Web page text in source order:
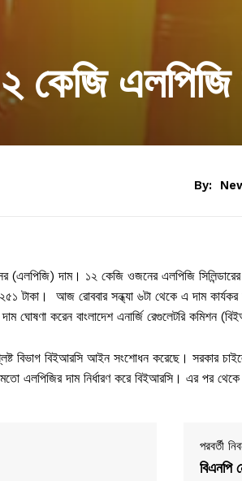
কেজি এলপিজি
By:
(এলপিজি) দাম। ১২ কেজি ওজনের এলপিজি
২৫১ টাকা। আজ রোববার সন্ধ্যা ৬টা থেকে এ দাম
ঘোষণা করেন বাংলাদেশ এনার্জি রেগুলেটরি কমিশন
বিভাগ বিইআরসি আইন সংশোধন করেছে। সরকার
এলপিজির দাম নির্ধারণ করে বিইআরসি। এর পর
পরবর্তী
বিএনপি